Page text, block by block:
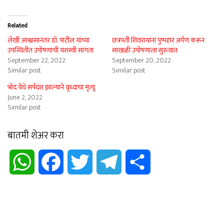
Related
लेखी आश्वासानंतर डॉ. पाटील यांच्या
उपस्थितीत उपोषणाची यशस्वी सांगता
September 22, 2022
Similar post
छत्रपती शिवरायांना पुष्पहार अर्पण करून
साखळी उपोषणाला सुरुवात
September 20, 2022
Similar post
भोद येथे सर्पदंश झाल्याने वृध्दाचा मृत्यू
June 2, 2022
Similar post
बातमी शेअर करा
WhatsApp Facebook Twitter Telegram